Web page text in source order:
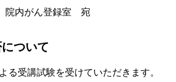
院内がん登録室 宛
ついて
る受講試験を受けていただきます。